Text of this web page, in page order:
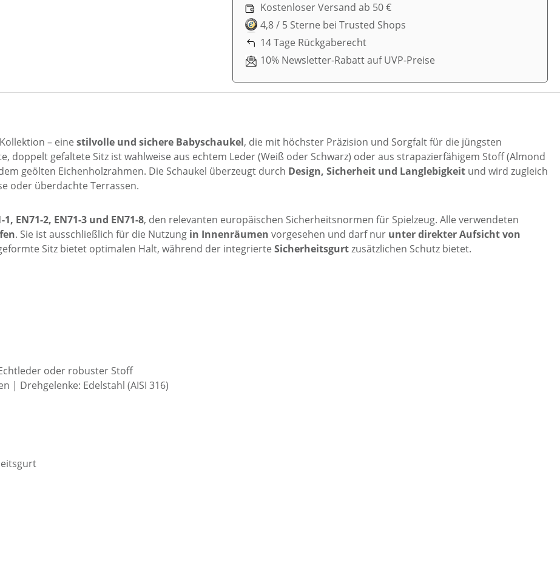
Kostenloser Versand ab 50 €
4,8 / 5 Sterne bei Trusted Shops
14 Tage Rückgaberecht
10% Newsletter-Rabatt auf UVP-Preise
– eine stilvolle und sichere Babyschaukel, die mit höchster Präzision und Sorgfalt für die jüngsten
doppelt gefaltete Sitz ist wahlweise aus echtem Leder (Weiß oder Schwarz) oder aus strapazierfähigem Stoff (Almond
geölten Eichenholzrahmen. Die Schaukel überzeugt durch Design, Sicherheit und Langlebigkeit und wird zugleich
oder überdachte Terrassen.
EN71-2, EN71-3 und EN71-8, den relevanten europäischen Sicherheitsnormen für Spielzeug. Alle verwendeten
. Sie ist ausschließlich für die Nutzung in Innenräumen vorgesehen und darf nur unter direkter Aufsicht von
Sitz bietet optimalen Halt, während der integrierte Sicherheitsgurtzusätzlichen Schutz bietet.
oder robuster Stoff
| Drehgelenke: Edelstahl (AISI 316)